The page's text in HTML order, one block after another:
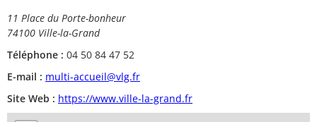
11 Place du Porte-bonheur
74100 Ville-la-Grand
Téléphone : 04 50 84 47 52
E-mail : multi-accueil@vlg.fr
Site Web : https://www.ville-la-grand.fr